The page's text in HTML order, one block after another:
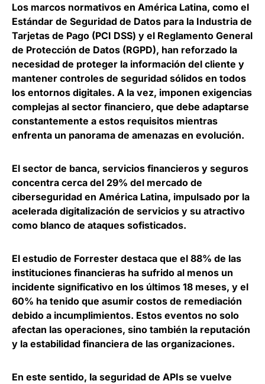
Los marcos normativos en América Latina, como el
Estándar de Seguridad de Datos para la Industria de
Tarjetas de Pago (PCI DSS) y el Reglamento General
de Protección de Datos (RGPD), han reforzado la
necesidad de proteger la información del cliente y
mantener controles de seguridad sólidos en todos
los entornos digitales. A la vez, imponen exigencias
complejas al sector financiero, que debe adaptarse
constantemente a estos requisitos mientras
enfrenta un panorama de amenazas en evolución.
El sector de banca, servicios financieros y seguros
concentra cerca del 29% del mercado de
ciberseguridad en América Latina, impulsado por la
acelerada digitalización de servicios y su atractivo
como blanco de ataques sofisticados.
El estudio de Forrester destaca que el 88% de las
instituciones financieras ha sufrido al menos un
incidente significativo en los últimos 18 meses, y el
60% ha tenido que asumir costos de remediación
debido a incumplimientos. Estos eventos no solo
afectan las operaciones, sino también la reputación
y la estabilidad financiera de las organizaciones.
En este sentido, la seguridad de APIs se vuelve